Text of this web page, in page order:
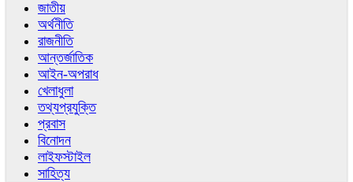
জাতীয়
অর্থনীতি
রাজনীতি
আন্তর্জাতিক
আইন-অপরাধ
খেলাধুলা
তথ্যপ্রযুক্তি
প্রবাস
বিনোদন
লাইফস্টাইল
সাহিত্য